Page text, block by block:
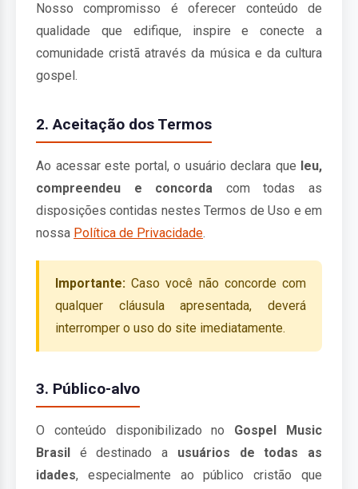
Nosso compromisso é oferecer conteúdo de
qualidade que edifique, inspire e conecte a
comunidade cristã através da música e da cultura
gospel.
2. Aceitação dos Termos
Ao acessar este portal, o usuário declara que leu,
compreendeu e concorda com todas as
disposições contidas nestes Termos de Uso e em
nossa Política de Privacidade.
Importante: Caso você não concorde com
qualquer cláusula apresentada, deverá
interromper o uso do site imediatamente.
3. Público-alvo
O conteúdo disponibilizado no Gospel Music
Brasil é destinado a usuários de todas as
idades, especialmente ao público cristão que